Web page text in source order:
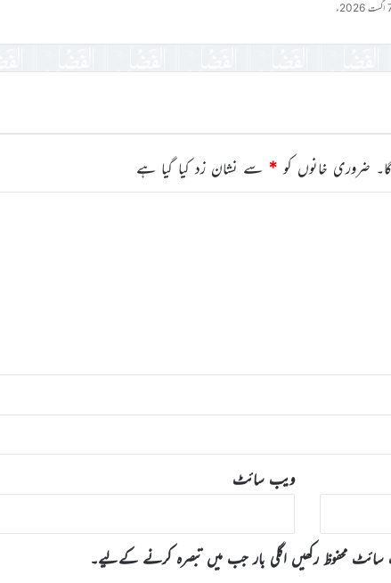
ضروری خانوں کو * سے نشان زد کیا گیا ہے
ویب‌ سائٹ
محفوظ رکھیں اگلی بار جب میں تبصرہ کرنے کےلیے۔